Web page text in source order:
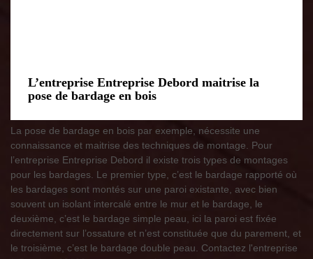
L’entreprise Entreprise Debord maitrise la
pose de bardage en bois
La pose de bardage en bois par exemple, nécessite une
connaissance et maitrise des techniques de montage. Pour
l’entreprise Entreprise Debord il existe trois types de montages
pour les bardages. Le premier type, c’est le bardage rapporté où
les bardages sont montés sur une paroi existante, avec bien
souvent un isolant intercalé entre le mur et le bardage, le
deuxième, c’est le bardage simple peau, ici la paroi est fixée
directement sur l’ossature et n’est constituée que du parement, et
le troisième, c’est le bardage double peau. Contactez l'entreprise